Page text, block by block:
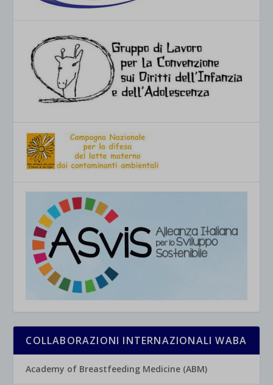
COLLABORAZIONI INTERNAZIONALI WABA
Academy of Breastfeeding Medicine (ABM)